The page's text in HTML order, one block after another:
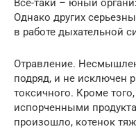
Все-таки – юный
Однако других
в работе дыхательной
Отравление.
подряд, и не исключен
токсичного. Кроме
испорченными
произошло, котенок